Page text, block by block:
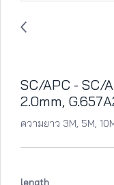
SC/APC - SC/
2.0mm,
ความยาว 3M, 5M,
length